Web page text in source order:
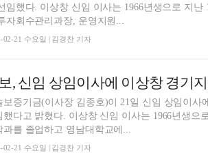
임했다. 이상창 신임 이사는 1966년생으로 지
자회수관리과장, 운영지원...
02-21 수요일 | 김경찬 기자
, 신임 상임이사에 이상창 경기
보증기금(이사장 김종호)이 21일 신임 상임이사
했다고 밝혔다. 이상창 신임 이사는 1966년생으
과를 졸업하고 영남대학교에...
02-21 수요일 | 김경찬 기자